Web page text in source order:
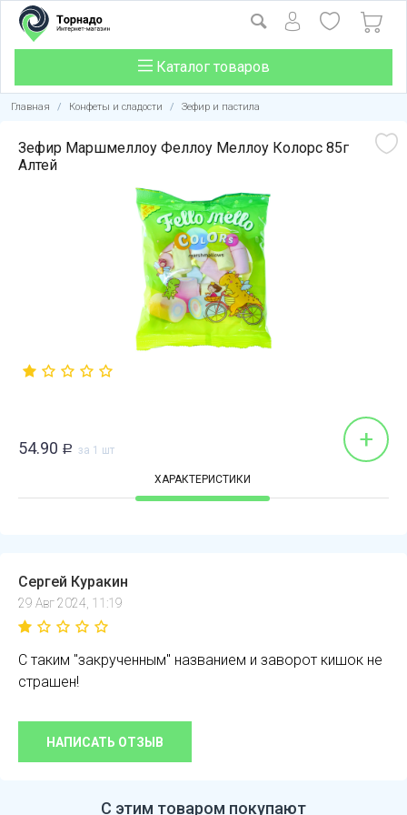
Каталог товаров
Главная / Конфеты и сладости / Зефир и пастила
Зефир Маршмеллоу Феллоу Меллоу Колорс 85г
Алтей
54.90 Р за 1 шт +
ХАРАКТЕРИСТИКИ
Сергей Куракин
29 Авг 2024, 11:19
С таким "закрученным" названием и заворот кишок не
страшен!
НАПИСАТЬ ОТЗЫВ
С этим товаром покупают